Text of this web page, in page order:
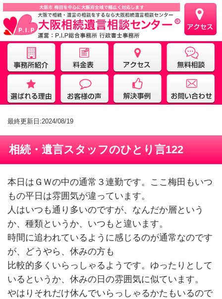
最終更新日:2024/08/19
相続・遺言スタッフのひとり言122
本日はＧＷの中の通常３連勤です。ここ梅田もいつ
もの平日は雰囲気が違っています。
人はいつも通り多いのですが、なんだか層という
か、種類というか、いつもと違います。
時間に追われているように感じるのが通常なのです
が、どうやら、休みの方も
比較的多くいらっしゃるようです。ゆったりとして
いるというか、休みの日の雰囲気に似ています。
やはりそれだけ休んでいらっしゃるかたもいるので